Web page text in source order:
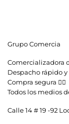
Grupo Comercia
Comercializadora
Despacho rápido
Compra segura 👇🏼
Todos los medios
Calle 14 # 19 -92